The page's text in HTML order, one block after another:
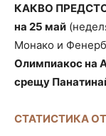
КАКВО
на 25 май
Монако и
Олимпиакос на
срещу
СТАТИСТИКА